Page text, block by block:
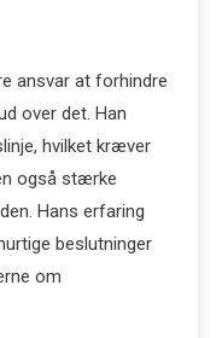
ansvar at forhindre
over det. Han
hvilket kræver
også stærke
Hans erfaring
beslutninger
om